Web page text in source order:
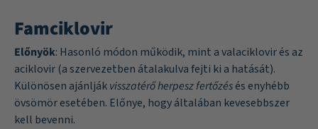
Famciklovir
Előnyök: Hasonló módon működik, mint a valaciklovir és az
aciklovir (a szervezetben átalakulva fejti ki a hatását).
Különösen ajánljákvisszatérő herpesz fertőzésés enyhébb
övsömör esetében. Előnye, hogy általában kevesebbszer
kell bevenni.